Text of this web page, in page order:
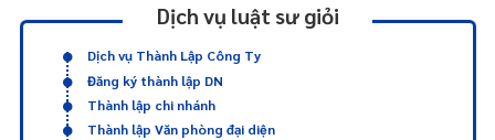
Dịch vụ luật sư giỏi
Dịch vụ Thành Lập Công Ty
Đăng ký thành lập DN
Thành lập chi nhánh
Thành lập Văn phòng đại diện